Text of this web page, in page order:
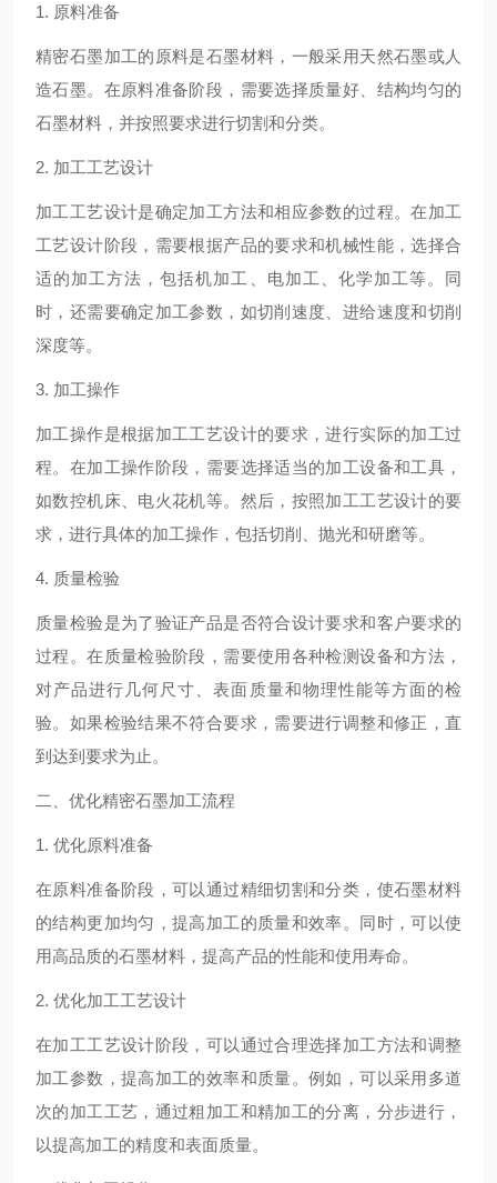
1. 原料准备
精密石墨加工的原料是石墨材料，一般采用天然石墨或人
造石墨。在原料准备阶段，需要选择质量好、结构均匀的
石墨材料，并按照要求进行切割和分类。
2. 加工工艺设计
加工工艺设计是确定加工方法和相应参数的过程。在加工
工艺设计阶段，需要根据产品的要求和机械性能，选择合
适的加工方法，包括机加工、电加工、化学加工等。同
时，还需要确定加工参数，如切削速度、进给速度和切削
深度等。
3. 加工操作
加工操作是根据加工工艺设计的要求，进行实际的加工过
程。在加工操作阶段，需要选择适当的加工设备和工具，
如数控机床、电火花机等。然后，按照加工工艺设计的要
求，进行具体的加工操作，包括切削、抛光和研磨等。
4. 质量检验
质量检验是为了验证产品是否符合设计要求和客户要求的
过程。在质量检验阶段，需要使用各种检测设备和方法，
对产品进行几何尺寸、表面质量和物理性能等方面的检
验。如果检验结果不符合要求，需要进行调整和修正，直
到达到要求为止。
二、优化精密石墨加工流程
1. 优化原料准备
在原料准备阶段，可以通过精细切割和分类，使石墨材料
的结构更加均匀，提高加工的质量和效率。同时，可以使
用高品质的石墨材料，提高产品的性能和使用寿命。
2. 优化加工工艺设计
在加工工艺设计阶段，可以通过合理选择加工方法和调整
加工参数，提高加工的效率和质量。例如，可以采用多道
次的加工工艺，通过粗加工和精加工的分离，分步进行，
以提高加工的精度和表面质量。